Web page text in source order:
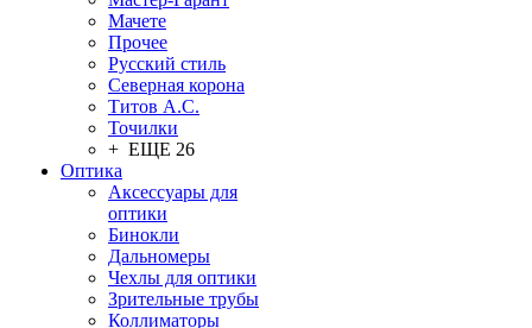
Мачете
Прочее
Русский стиль
Северная корона
Титов А.С.
Точилки
+ ЕЩЕ 26
Оптика
Аксессуары для
оптики
Бинокли
Дальномеры
Чехлы для оптики
Зрительные трубы
Коллиматоры